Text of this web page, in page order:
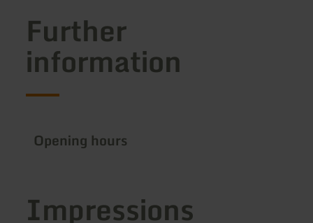
Further
information
Opening hours
Impressions